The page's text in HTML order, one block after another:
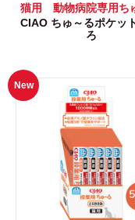
猫用 動物病院専用ち
CIAO ちゅ～るポケッ
ろ
New